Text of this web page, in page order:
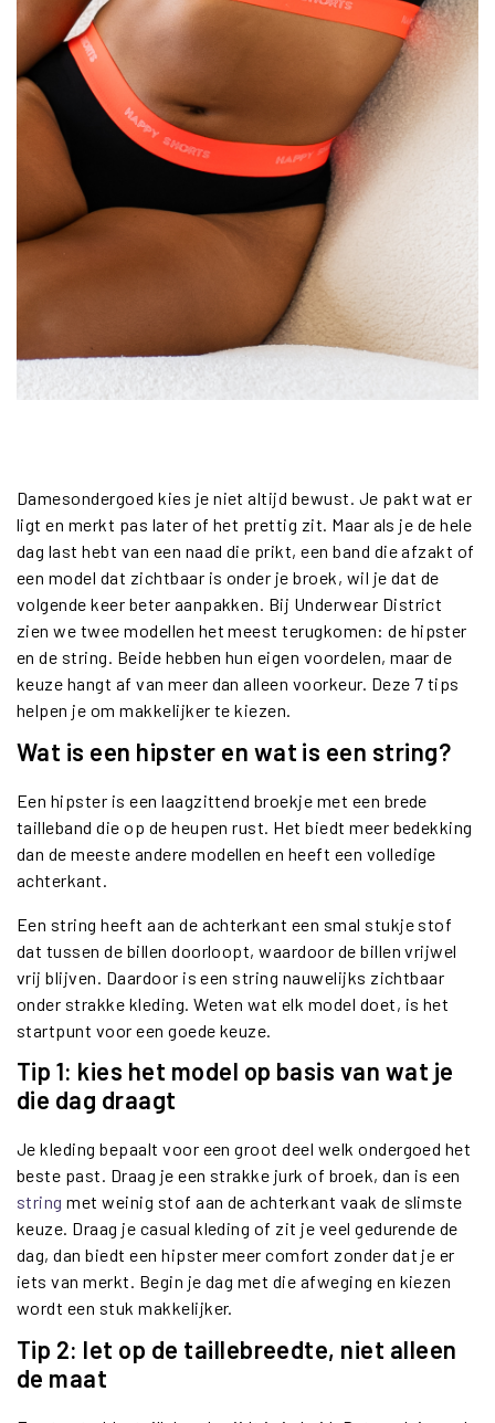
Damesondergoed kies je niet altijd bewust. Je pakt wat er
ligt en merkt pas later of het prettig zit. Maar als je de hele
dag last hebt van een naad die prikt, een band die afzakt of
een model dat zichtbaar is onder je broek, wil je dat de
volgende keer beter aanpakken. Bij Underwear District
zien we twee modellen het meest terugkomen: de hipster
en de string. Beide hebben hun eigen voordelen, maar de
keuze hangt af van meer dan alleen voorkeur. Deze 7 tips
helpen je om makkelijker te kiezen.
Wat is een hipster en wat is een string?
Een hipster is een laagzittend broekje met een brede
tailleband die op de heupen rust. Het biedt meer bedekking
dan de meeste andere modellen en heeft een volledige
achterkant.
Een string heeft aan de achterkant een smal stukje stof
dat tussen de billen doorloopt, waardoor de billen vrijwel
vrij blijven. Daardoor is een string nauwelijks zichtbaar
onder strakke kleding. Weten wat elk model doet, is het
startpunt voor een goede keuze.
Tip 1: kies het model op basis van wat je
die dag draagt
Je kleding bepaalt voor een groot deel welk ondergoed het
beste past. Draag je een strakke jurk of broek, dan is een
string met weinig stof aan de achterkant vaak de slimste
keuze. Draag je casual kleding of zit je veel gedurende de
dag, dan biedt een hipster meer comfort zonder dat je er
iets van merkt. Begin je dag met die afweging en kiezen
wordt een stuk makkelijker.
Tip 2: let op de taillebreedte, niet alleen
de maat